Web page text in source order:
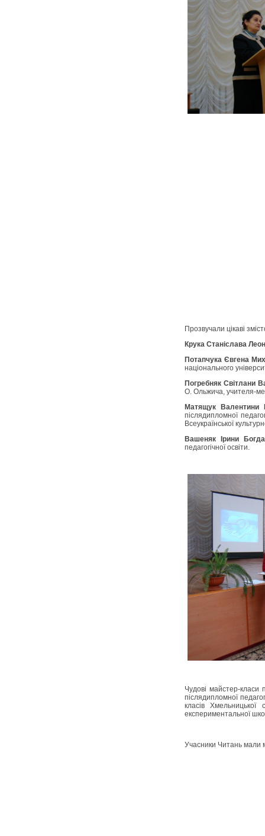
Прозвучали цікаві
Крука Станіслава
Потапчука Євгена
національного
Погребняк Світлани
О. Ольжича, учителя-
Матящук Валентини
післядипломної
Всеукраїнської
Вашеняк Ірини
педагогічної освіти.
Чудові майстер-класи
післядипломної
класів
експериментальної
Учасники Читань мали